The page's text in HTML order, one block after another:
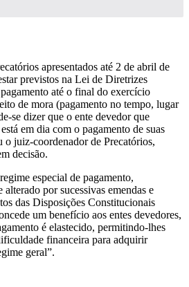
apresentados até 2 de abril de
previstos na Lei de Diretrizes
até o final do exercício
de mora (pagamento no tempo, lugar
se dizer que o ente devedor que
em dia com o pagamento de suas
o juiz-coordenador de Precatórios,
decisão.
especial de pagamento,
por sucessivas emendas e
das Disposições Constitucionais
um benefício aos entes devedores,
é elastecido, permitindo-lhes
financeira para adquirir
geral”.